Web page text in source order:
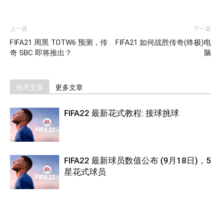
上一篇
FIFA21 周黑 TOTW6 预测，传
奇 SBC 即将推出？
下一篇
FIFA21 如何战胜传奇(终极)电
脑
相关文章 更多文章
FIFA22 最新花式教程: 接球挑球
FIFA22 最新球员数值公布 (9月18日)，5
星花式球员